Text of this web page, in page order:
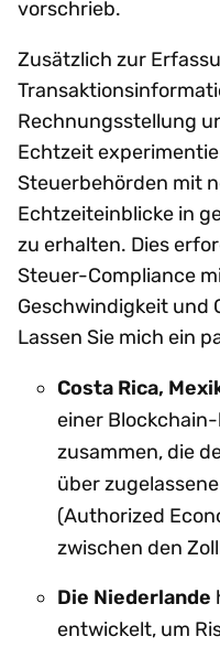
vorschrieb.
Zusätzlich zur
Rechnungsstellung
Echtzeit
Steuerbehörden mit
Echtzeiteinblicke in
zu erhalten. Dies
Steuer-Compliance
Geschwindigkeit und
Lassen Sie mich ein
Costa Rica,
einer
zusammen, die
über
(Authorized
zwischen den
Die Niederlande
entwickelt, um